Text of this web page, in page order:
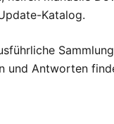
Katalog.
und Antworten